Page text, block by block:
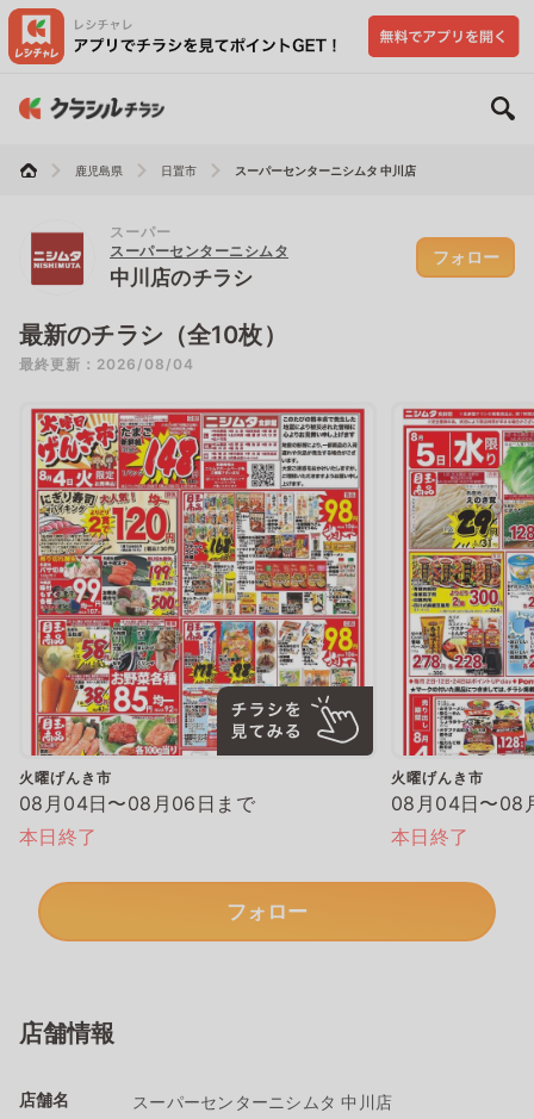
鹿児島県 日置市 スーパーセンターニシムタ 中川店
スーパー
スーパーセンターニシムタ
中川店のチラシ
フォロー
最新のチラシ（全10枚）
最終更新：2026/08/04
火曜げんき市
08月04日〜08月06日まで
本日終了
火曜げんき市
08月04日〜08
本日終了
フォロー
店舗情報
店舗名 スーパーセンターニシムタ 中川店